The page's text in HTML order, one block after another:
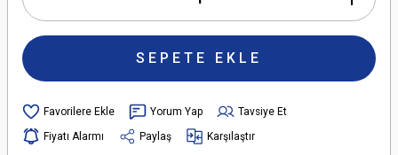
SEPETE EKLE
Yorum Yap
Tavsiye Et
Fiyatı Alarmı
Paylaş Karşılaştır